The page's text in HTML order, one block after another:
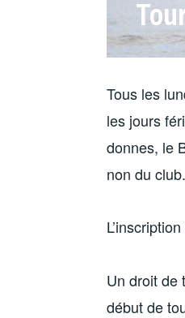
Tous les
les jours
donnes, le
non du club.
Un droit de
début de